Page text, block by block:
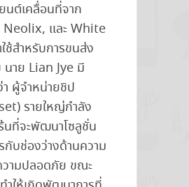
นต์เคลื่อนที่จาก
และ White
ช้สำหรับการขนส่ง
าย Lian Jye มี
า ผู้จำหน่ายชิป
รายใหญ่กำลัง
นที่จะพัฒนาโซลูชั่น
กับช่องว่างด้านความ
วามปลอดภัย ขณะ